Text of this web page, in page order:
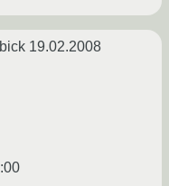
19.02.2008